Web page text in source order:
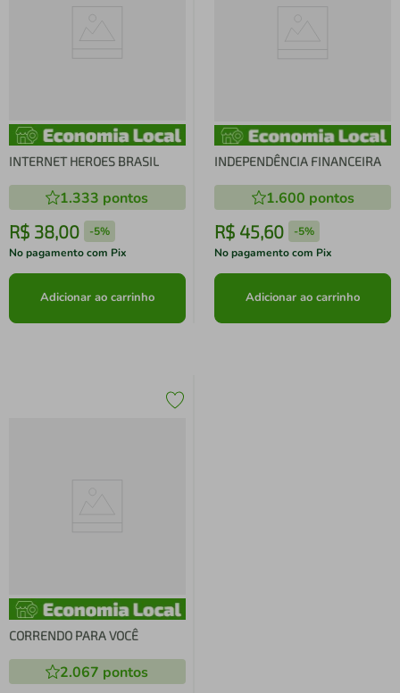
INTERNET HEROES BRASIL
1.333 pontos
R$ 38,00 -5%
No pagamento com Pix
Adicionar ao carrinho
INDEPENDÊNCIA FINANCEIRA
1.600 pontos
R$ 45,60 -5%
No pagamento com Pix
Adicionar ao carrinho
CORRENDO PARA VOCÊ
2.067 pontos